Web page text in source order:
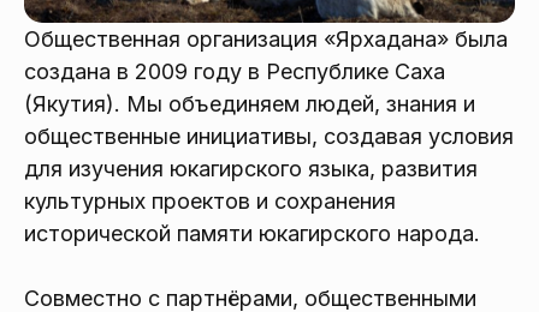
Общественная организация «Ярхадана» была
создана в 2009 году в Республике Саха
(Якутия). Мы объединяем людей, знания и
общественные инициативы, создавая условия
для изучения юкагирского языка, развития
культурных проектов и сохранения
исторической памяти юкагирского народа.
Совместно с партнёрами, общественными